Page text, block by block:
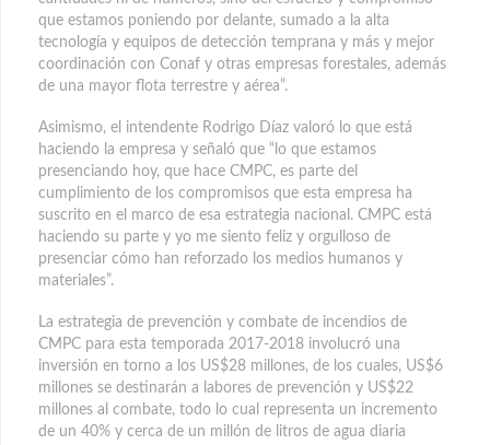
que estamos poniendo por delante, sumado a la alta
tecnología y equipos de detección temprana y más y mejor
coordinación con Conaf y otras empresas forestales, además
de una mayor flota terrestre y aérea”.
Asimismo, el intendente Rodrigo Díaz valoró lo que está
haciendo la empresa y señaló que “lo que estamos
presenciando hoy, que hace CMPC, es parte del
cumplimiento de los compromisos que esta empresa ha
suscrito en el marco de esa estrategia nacional. CMPC está
haciendo su parte y yo me siento feliz y orgulloso de
presenciar cómo han reforzado los medios humanos y
materiales”.
La estrategia de prevención y combate de incendios de
CMPC para esta temporada 2017-2018 involucró una
inversión en torno a los US$28 millones, de los cuales, US$6
millones se destinarán a labores de prevención y US$22
millones al combate, todo lo cual representa un incremento
de un 40% y cerca de un millón de litros de agua diaria